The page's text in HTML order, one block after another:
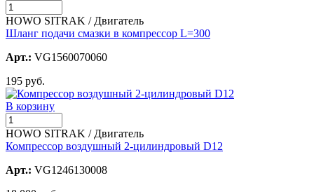
HOWO SITRAK / Двигатель
Шланг подачи смазки в компрессор L=300
Арт.: VG1560070060
195 руб.
В корзину
HOWO SITRAK / Двигатель
Компрессор воздушный 2-цилиндровый D12
Арт.: VG1246130008